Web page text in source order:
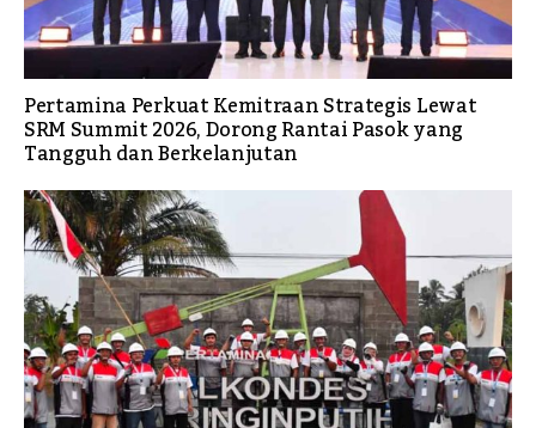
Pertamina Perkuat Kemitraan Strategis Lewat
SRM Summit 2026, Dorong Rantai Pasok yang
Tangguh dan Berkelanjutan